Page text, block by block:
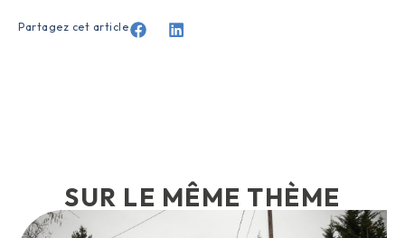
Partagez cet article
SUR LE MÊME THÈME